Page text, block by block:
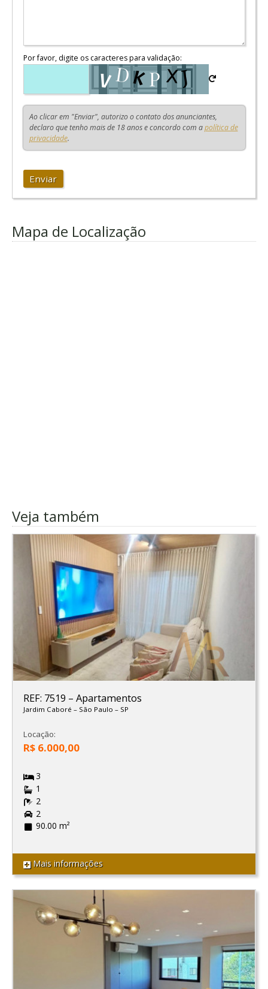
Por favor, digite os caracteres para validação:
Ao clicar em "Enviar", autorizo o contato dos anunciantes,
declaro que tenho mais de 18 anos e concordo com apolítica de
privacidade.
Enviar
Mapa de Localização
Veja também
REF: 7519 – Apartamentos
Jardim Caboré – São Paulo – SP
Locação:
R$ 6.000,00
3
1
2
2
90.00 m²
Mais informações